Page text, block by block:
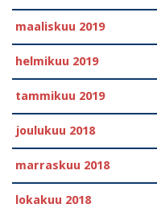
maaliskuu 2019
helmikuu 2019
tammikuu 2019
joulukuu 2018
marraskuu 2018
lokakuu 2018